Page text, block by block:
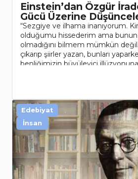
Einstein’dan Özgür
Gücü Üzerine
“Sezgiye ve ilhama inanıyorum.
olduğumu hissederim ama
olmadığını bilmem mümkün
çıkarıp şiirler yazan, bunları
benliğimizin büyüleyici illüzyonuna
Edebiyat
İnsan